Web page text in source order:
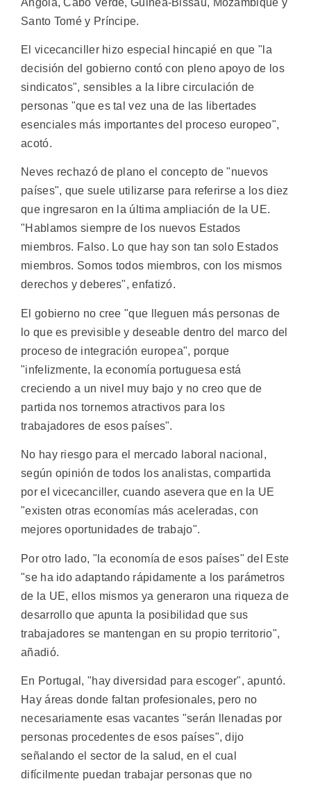
Santo Tomé y Príncipe.
El vicecanciller hizo especial hincapié en que "la
decisión del gobierno contó con pleno apoyo de los
sindicatos", sensibles a la libre circulación de
personas "que es tal vez una de las libertades
esenciales más importantes del proceso europeo",
acotó.
Neves rechazó de plano el concepto de "nuevos
países", que suele utilizarse para referirse a los diez
que ingresaron en la última ampliación de la UE.
"Hablamos siempre de los nuevos Estados
miembros. Falso. Lo que hay son tan solo Estados
miembros. Somos todos miembros, con los mismos
derechos y deberes", enfatizó.
El gobierno no cree "que lleguen más personas de
lo que es previsible y deseable dentro del marco del
proceso de integración europea", porque
"infelizmente, la economía portuguesa está
creciendo a un nivel muy bajo y no creo que de
partida nos tornemos atractivos para los
trabajadores de esos países".
No hay riesgo para el mercado laboral nacional,
según opinión de todos los analistas, compartida
por el vicecanciller, cuando asevera que en la UE
"existen otras economías más aceleradas, con
mejores oportunidades de trabajo".
Por otro lado, "la economía de esos países" del Este
"se ha ido adaptando rápidamente a los parámetros
de la UE, ellos mismos ya generaron una riqueza de
desarrollo que apunta la posibilidad que sus
trabajadores se mantengan en su propio territorio",
añadió.
En Portugal, "hay diversidad para escoger", apuntó.
Hay áreas donde faltan profesionales, pero no
necesariamente esas vacantes "serán llenadas por
personas procedentes de esos países", dijo
señalando el sector de la salud, en el cual
difícilmente puedan trabajar personas que no